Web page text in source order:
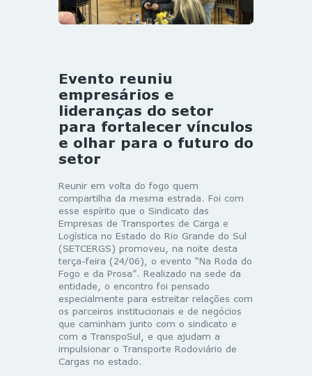
Evento reuniu
empresários e
lideranças do setor
para fortalecer vínculos
e olhar para o futuro do
setor
Reunir em volta do fogo quem
compartilha da mesma estrada. Foi com
esse espírito que o Sindicato das
Empresas de Transportes de Carga e
Logística no Estado do Rio Grande do Sul
(SETCERGS) promoveu, na noite desta
terça-feira (24/06), o evento “Na Roda do
Fogo e da Prosa”. Realizado na sede da
entidade, o encontro foi pensado
especialmente para estreitar relações com
os parceiros institucionais e de negócios
que caminham junto com o sindicato e
com a TranspoSul, e que ajudam a
impulsionar o Transporte Rodoviário de
Cargas no estado.